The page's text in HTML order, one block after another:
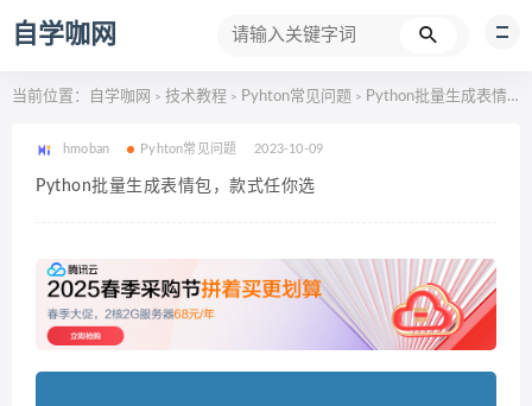
自学咖网
当前位置： 自学咖网 > 技术教程 > Pyhton常见问题 > Python批量生成表情包，款式任你选
hmoban Pyhton常见问题 2023-10-09
Python批量生成表情包，款式任你选